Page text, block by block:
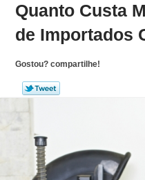
Quanto Custa
de Importados
Gostou? compartilhe!